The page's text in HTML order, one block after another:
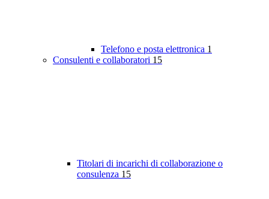
Telefono e posta elettronica 1
Consulenti e collaboratori 15
Titolari di incarichi di collaborazione o
consulenza 15